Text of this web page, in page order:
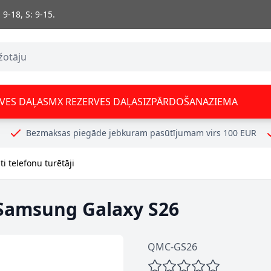
18, S: 9-15.
DAĻASMX REZERVES DAĻASIZPĀRDOŠANAZIEMA
Bezmaksas piegāde jebkuram pasūtījumam virs 100 EUR
telefonu turētāji
Galaxy S26
QMC-GS26